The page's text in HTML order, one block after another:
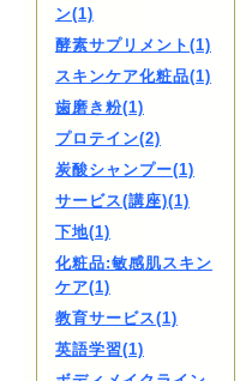
ン(1)
酵素サプリメント(1)
スキンケア化粧品(1)
歯磨き粉(1)
プロテイン(2)
炭酸シャンプー(1)
サービス(講座)(1)
下地(1)
化粧品:敏感肌スキン
ケア(1)
教育サービス(1)
英語学習(1)